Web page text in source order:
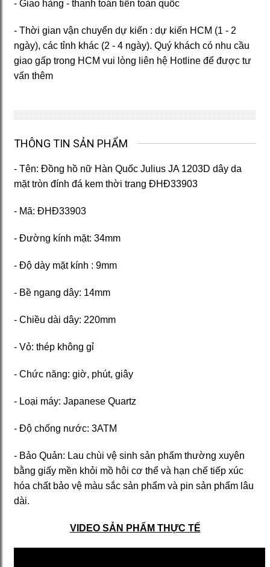
- Giao hàng - thanh toán tiền toàn quốc
- Thời gian vận chuyển dự kiến : dự kiến HCM (1 - 2
ngày), các tỉnh khác (2 - 4 ngày). Quý khách có nhu cầu
giao gấp trong HCM vui lòng liên hệ Hotline để được tư
vấn thêm
THÔNG TIN SẢN PHẨM
- Tên: Đồng hồ nữ Hàn Quốc Julius JA 1203D dây da
mặt tròn đính đá kem thời trang ĐHĐ33903
- Mã: ĐHĐ33903
- Đường kính mặt: 34mm
- Độ dày mặt kính : 9mm
- Bề ngang dây: 14mm
- Chiều dài dây: 220mm
- Vỏ: thép không gỉ
- Chức năng: giờ, phút, giây
- Loại máy: Japanese Quartz
- Độ chống nước: 3ATM
- Bảo Quản: Lau chùi vệ sinh sản phẩm thường xuyên
bằng giấy mền khỏi mồ hôi cơ thể và hạn chế tiếp xúc
hóa chất bảo vệ màu sắc sản phẩm và pin sản phẩm lâu
dài.
VIDEO SẢN PHẨM THỰC TẾ